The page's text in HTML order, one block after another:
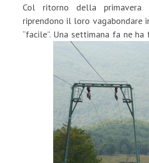
Col ritorno della
riprendono il loro vagabondare
“facile”. Una settimana fa ne